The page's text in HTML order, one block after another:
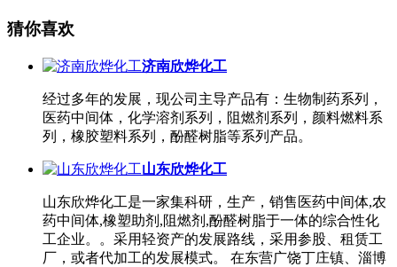
猜你喜欢
济南欣烨化工
经过多年的发展，现公司主导产品有：生物制药系列，
医药中间体，化学溶剂系列，阻燃剂系列，颜料燃料系
列，橡胶塑料系列，酚醛树脂等系列产品。
山东欣烨化工
山东欣烨化工是一家集科研，生产，销售医药中间体,农
药中间体,橡塑助剂,阻燃剂,酚醛树脂于一体的综合性化
工企业。。采用轻资产的发展路线，采用参股、租赁工
厂，或者代加工的发展模式。 在东营广饶丁庄镇、淄博